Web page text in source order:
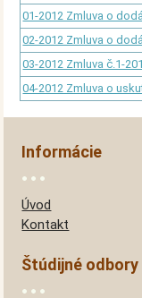
01-2012 Zmluva o
02-2012 Zmluva o
03-2012 Zmluva č.1-
04-2012 Zmluva o
Informácie
Úvod
Kontakt
Štúdijné odbory